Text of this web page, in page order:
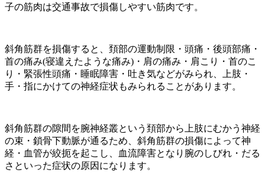
子の筋肉は交通事故で損傷しやすい筋肉です。
斜角筋群を損傷すると、頚部の運動制限・頭痛・後頭部痛・
首の痛み(寝違えたような痛み)・肩の痛み・肩こり・首のこ
り・緊張性頭痛・睡眠障害・吐き気などがみられ、上肢・
手・指にかけての神経症状もみられることがあります。
斜角筋群の隙間を腕神経叢という頚部から上肢にむかう神経
の束・鎖骨下動脈が通るため、斜角筋群の損傷によって神
経・血管が絞扼を起こし、血流障害となり腕のしびれ・だる
さといった症状の原因になります。